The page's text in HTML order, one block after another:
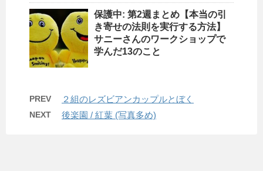
保護中: 第2週まとめ【本当の引
き寄せの法則を実行する方法】
サニーさんのワークショップで
学んだ13のこと
PREV ２組のレズビアンカップルとぼく
NEXT 後楽園 / 紅葉 (写真多め)